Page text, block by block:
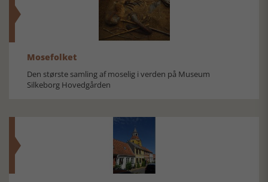
Mosefolket
Den største samling af moselig i verden på Museum
Silkeborg Hovedgården